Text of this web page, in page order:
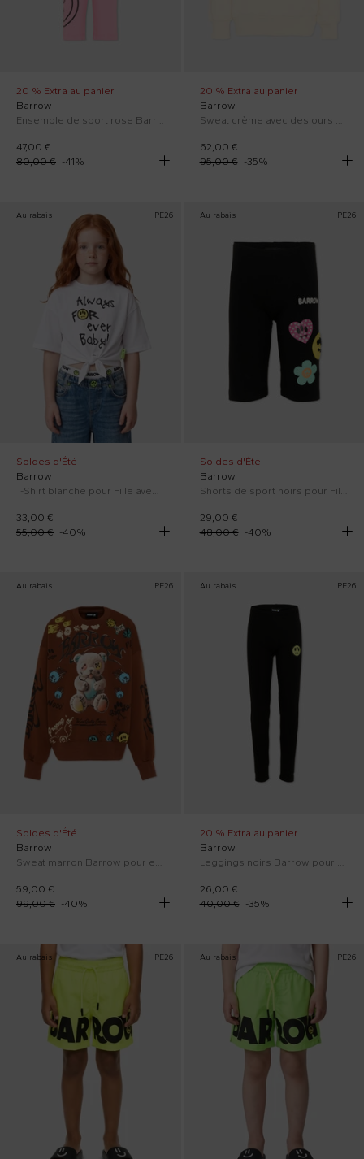
20 % Extra au panier
Barrow
47,00 €
80,00 € -41%
20 % Extra au panier
Barrow
62,00 €
95,00 €
-35%
Au rabais PE26
Soldes d'Été
Barrow
T-Shirt blanche pour Fille avec Teddy Bear
33,00 €
55,00 € -40%
Au rabais PE26
Soldes d'Été
Barrow
Shorts de sport noirs pour Fille avec smile.
29,00 €
48,00 €
-40%
Au rabais PE26
Soldes d'Été
Barrow
Sweat marron Barrow pour enfants avec ourson.
59,00 €
99,00 € -40%
Au rabais PE26
20 % Extra au panier
Barrow
Leggings noirs Barrow pour fille avec logo
26,00 €
40,00 €
-35%
Au rabais PE26 Au rabais PE26